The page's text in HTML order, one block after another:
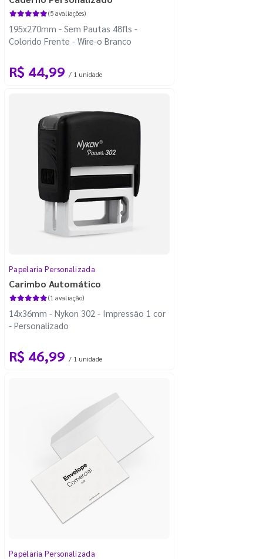
(5 avaliações)
195x270mm - Sem Pautas 48fls -
Colorido Frente - Wire-o Branco
R$ 44,99 / 1 unidade
Papelaria Personalizada
Carimbo Automático
(1 avaliação)
14x36mm - Nykon 302 - Impressão 1 cor
- Personalizado
R$ 46,99 / 1 unidade
Papelaria Personalizada